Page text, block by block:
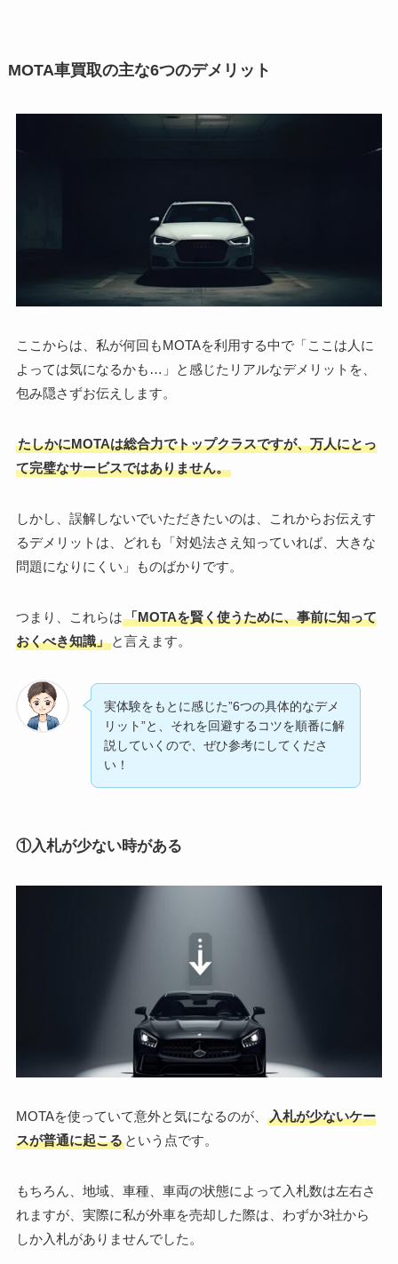
MOTA車買取の主な6つのデメリット
ここからは、私が何回もMOTAを利用する中で「ここは人に
よっては気になるかも…」と感じたリアルなデメリットを、
包み隠さずお伝えします。
たしかにMOTAは総合力でトップクラスですが、万人にとっ
て完璧なサービスではありません。
しかし、誤解しないでいただきたいのは、これからお伝えす
るデメリットは、どれも「対処法さえ知っていれば、大きな
問題になりにくい」ものばかりです。
つまり、これらは「MOTAを賢く使うために、事前に知って
おくべき知識」と言えます。
実体験をもとに感じた”6つの具体的なデメ
リット”と、それを回避するコツを順番に解
説していくので、ぜひ参考にしてくださ
い！
①入札が少ない時がある
MOTAを使っていて意外と気になるのが、
入札が少ないケー
スが普通に起こるという点です。
もちろん、地域、車種、車両の状態によって入札数は左右さ
れますが、実際に私が外車を売却した際は、わずか3社から
しか入札がありませんでした。